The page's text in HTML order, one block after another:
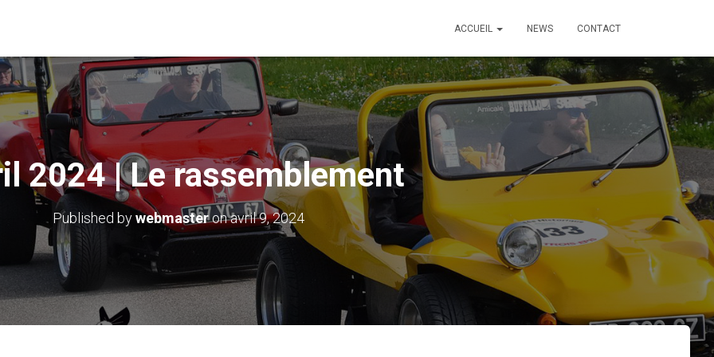
ACCUEIL NEWS CONTACT
2024 | Le rassemblement
Published bywebmasteronavril 9, 2024